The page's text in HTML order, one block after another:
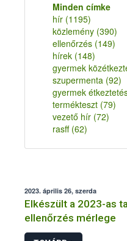
Minden címke
hír (1195)
közlemény (390)
ellenőrzés (149)
hírek (148)
gyermek
szupermenta (92)
gyermek
termékteszt (79)
vezető hír (72)
rasff (62)
2023. április 26, szerda
Elkészült a 2023-as
ellenőrzés mérlege